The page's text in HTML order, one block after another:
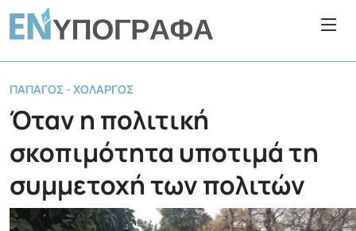
ΠΑΠΆΓΟΣ - ΧΟΛΑΡΓΌΣ
Όταν η πολιτική
σκοπιμότητα υποτιμά τη
συμμετοχή των πολιτών